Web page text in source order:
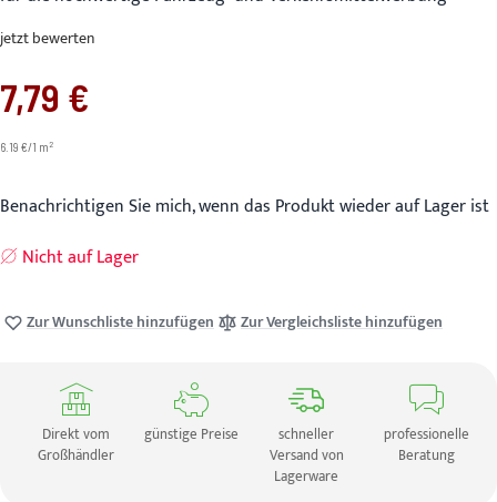
jetzt bewerten
7,79 €
6.19 €/1 m2
Benachrichtigen Sie mich, wenn das Produkt wieder auf Lager ist
Nicht auf Lager
Zur Wunschliste hinzufügen Zur Vergleichsliste hinzufügen
Direkt vom
Großhändler
günstige Preise
schneller
Versand von
Lagerware
professionelle
Beratung